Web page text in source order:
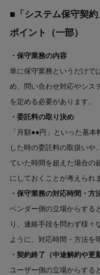
■「システム保守契
ポイント（一部）
・保守業務の内容
単に保守業務というだけで
め、問い合わせ対応やシス
を定める必要があります。
・委託料の取り決め
「月額●●円」といった基
した時の委託料の取扱いや
ていた時間を超えた場合の
にしておくことが考えられ
・保守業務の対応時間・方
ベンダー側の立場からする
り、連絡手段を問わず様々
ように、対応時間・方法を
・契約終了（中途解約や更
ユーザー側の立場からする